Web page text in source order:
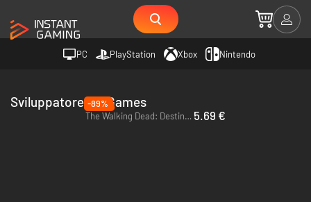
PC PlayStation Xbox Nintendo
Sviluppatore Flu Games
-89%
The Walking Dead: Destinies - PC (Steam) 5.69 €